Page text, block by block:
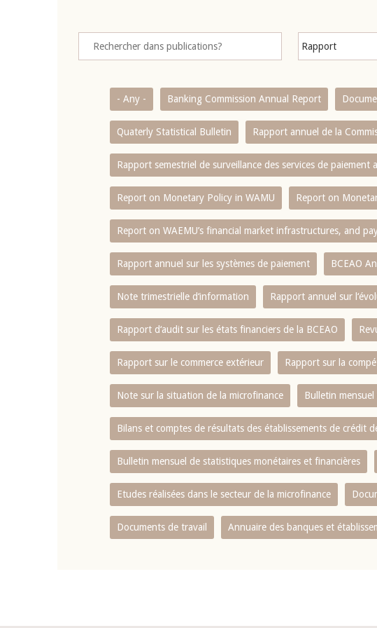
- Any - Banking Commission Annual Report
Quaterly Statistical Bulletin Rapport annuel de la
Rapport semestriel de surveillance des services de paiement
Report on Monetary Policy in WAMU Report on
Report on WAEMU’s financial market infrastructures, and
Rapport annuel sur les systèmes de paiement BCEAO
Note trimestrielle d‘information Rapport annuel sur
Rapport d‘audit sur les états financiers de la BCEAO
Rapport sur le commerce extérieur Rapport sur la
Note sur la situation de la microfinance Bulletin
Bilans et comptes de résultats des établissements de crédit
Bulletin mensuel de statistiques monétaires et financières
Etudes réalisées dans le secteur de la microfinance
Documents de travail Annuaire des banques et